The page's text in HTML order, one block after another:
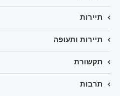
תיירות
תיירות ותעופה
תקשורת
תרבות